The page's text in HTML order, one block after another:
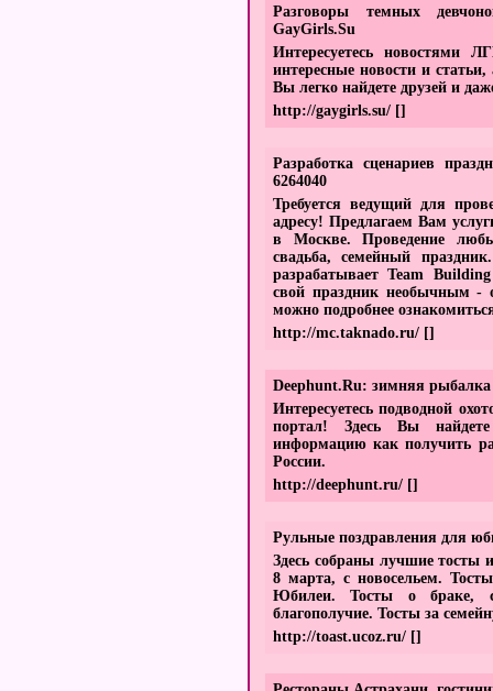
Разговоры темных
GayGirls.Su
Интересуетесь новостями
интересные новости и
Вы легко найдете друзей и
http://gaygirls.su/ []
Разработка сценариев
6264040
Требуется ведущий для
адресу! Предлагаем Вам
в Москве. Проведение
свадьба, семейный
разрабатывает Team
свой праздник необычным -
можно подробнее
http://mc.taknado.ru/ []
Deephunt.Ru: зимняя рыбалка
Интересуетесь подводной
портал! Здесь Вы найдете
информацию как получить
России.
http://deephunt.ru/ []
Рульные поздравления для
Здесь собраны лучшие тосты
8 марта, с новосельем.
Юбилеи. Тосты о браке,
благополучие. Тосты за
http://toast.ucoz.ru/ []